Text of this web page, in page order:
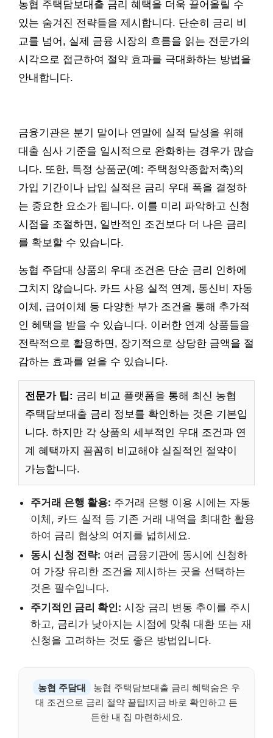
농협 주택담보대출 금리 혜택을 더욱 끌어올릴 수
있는 숨겨진 전략들을 제시합니다. 단순히 금리 비
교를 넘어, 실제 금융 시장의 흐름을 읽는 전문가의
시각으로 접근하여 절약 효과를 극대화하는 방법을
안내합니다.
금융기관은 분기 말이나 연말에 실적 달성을 위해
대출 심사 기준을 일시적으로 완화하는 경우가 많습
니다. 또한, 특정 상품군(예: 주택청약종합저축)의
가입 기간이나 납입 실적은 금리 우대 폭을 결정하
는 중요한 요소가 됩니다. 이를 미리 파악하고 신청
시점을 조절하면, 일반적인 조건보다 더 나은 금리
를 확보할 수 있습니다.
농협 주담대 상품의 우대 조건은 단순 금리 인하에
그치지 않습니다. 카드 사용 실적 연계, 통신비 자동
이체, 급여이체 등 다양한 부가 조건을 통해 추가적
인 혜택을 받을 수 있습니다. 이러한 연계 상품들을
전략적으로 활용하면, 장기적으로 상당한 금액을 절
감하는 효과를 얻을 수 있습니다.
전문가 팁: 금리 비교 플랫폼을 통해 최신 농협
주택담보대출 금리 정보를 확인하는 것은 기본입
니다. 하지만 각 상품의 세부적인 우대 조건과 연
계 혜택까지 꼼꼼히 비교해야 실질적인 절약이
가능합니다.
주거래 은행 활용: 주거래 은행 이용 시에는 자동
이체, 카드 실적 등 기존 거래 내역을 최대한 활용
하여 금리 협상의 여지를 넓히세요.
동시 신청 전략: 여러 금융기관에 동시에 신청하
여 가장 유리한 조건을 제시하는 곳을 선택하는
것은 필수입니다.
주기적인 금리 확인: 시장 금리 변동 추이를 주시
하고, 금리가 낮아지는 시점에 맞춰 대환 또는 재
신청을 고려하는 것도 좋은 방법입니다.
농협 주담대
농협 주택담보대출 금리 혜택숨은 우
대 조건으로 금리 절약 꿀팁!지금 바로 확인하고 든
든한 내 집 마련하세요.